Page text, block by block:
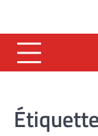
content